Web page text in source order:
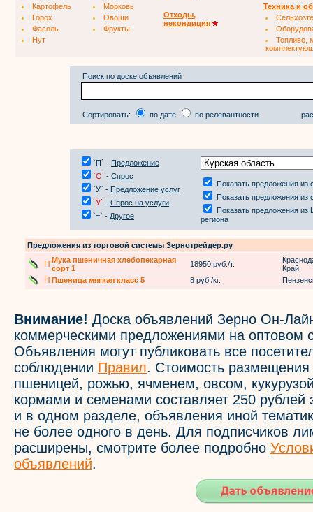
Картофель
Морковь
Горох
Овощи
Фасоль
Фрукты
Нут
Отходы,
некондиция
Техника и
Топливо,
Поиск по доске объявлений
Сортировать: по дате по релевантности
`П` - Предложение
`С` - Спрос
`У` - Предложение услуг
`У` - Спрос на услуги
`=` - Другое
Показать предложения из
Показать предложения из
Показать предложения из
региона
Предложения из торговой системы Зернотрейдер.ру
П Мука пшеничная хлебопекарная
сорт 1
18950 руб./т.
Край
П Пшеница мягкая класс 5 8 руб./кг.
Внимание! Доска объявлений Зерно Он-
коммерческими предложениями на оптовом
Объявления могут публиковать все
соблюдении Правил. Стоимость
пшеницей, рожью, ячменем, овсом,
кормами и семенами составляет 250 рублей
и в одном разделе, объявления иной
не более одного в день. Для подписчиков
расширены, смотрите более подробно
объявлений.